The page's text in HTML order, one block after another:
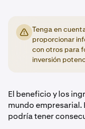
Tenga en
proporcionar
con otros para
inversión
El beneficio y los
mundo empresarial.
podría tener